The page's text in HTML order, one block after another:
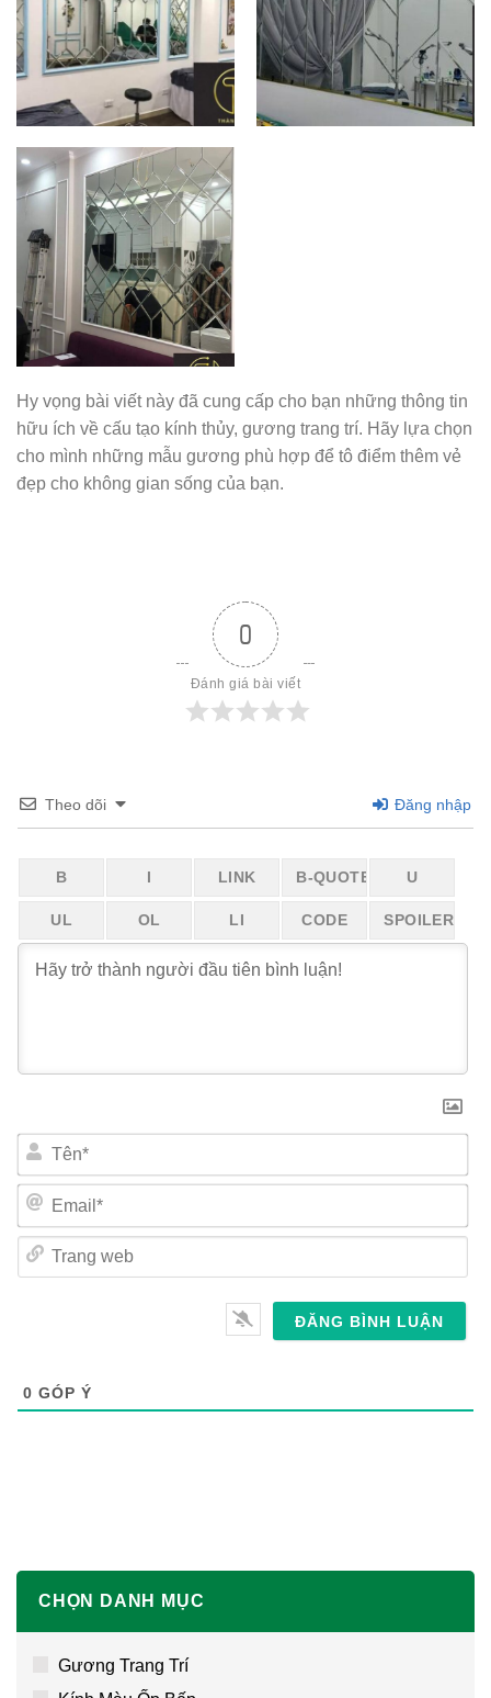
CHỌN DANH MỤC
Gương Trang Trí
Hy vọng bài viết này đã cung cấp cho bạn những thông tin
hữu ích về cấu tạo kính thủy, gương trang trí. Hãy lựa chọn
cho mình những mẫu gương phù hợp để tô điểm thêm vẻ
đẹp cho không gian sống của bạn.
0
Đánh giá bài viết
Theo dõi Đăng nhập
Tên*
Email*
0 GÓP Ý